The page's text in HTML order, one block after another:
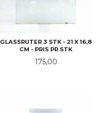
GLASSRUTER 3 STK - 21 X 16,8
CM - PRIS PR STK
Pris
175,00